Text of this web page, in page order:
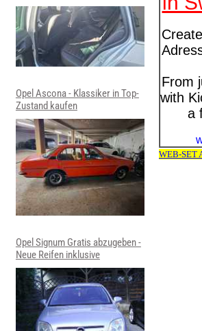
Opel Ascona - Klassiker in Top-
Zustand kaufen
Opel Signum Gratis abzugeben -
Neue Reifen inklusive